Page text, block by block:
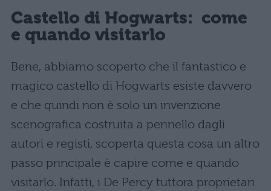
Castello di Hogwarts: come
e quando visitarlo
Bene, abbiamo scoperto che il fantastico e
magico castello di Hogwarts esiste davvero
e che quindi non è solo un invenzione
scenografica costruita a pennello dagli
autori e registi, scoperta questa cosa un altro
passo principale è capire come e quando
visitarlo. Infatti, i De Percy tuttora proprietari